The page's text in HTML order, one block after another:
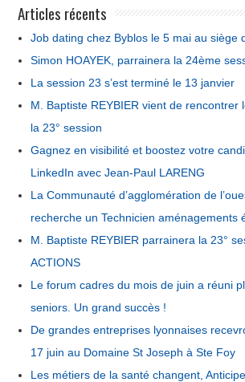
Articles récents
Job dating chez Byblos le 5 mai au siège
Simon HOAYEK, parrainera la 24ème
La session 23 s’est terminé le 13 janvier
M. Baptiste REYBIER vient de rencontrer
la 23° session
Gagnez en visibilité et boostez votre
LinkedIn avec Jean-Paul LARENG
La Communauté d’agglomération de
recherche un Technicien aménagements
M. Baptiste REYBIER parrainera la 23°
ACTIONS
Le forum cadres du mois de juin a réuni
seniors. Un grand succès !
De grandes entreprises lyonnaises
17 juin au Domaine St Joseph à Ste Foy
Les métiers de la santé changent,